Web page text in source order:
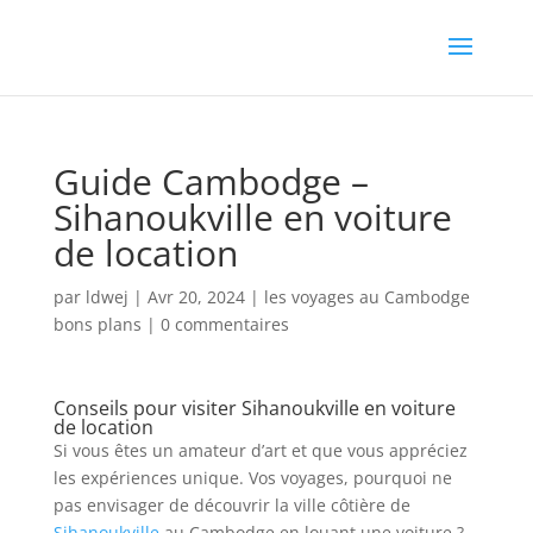
Guide Cambodge –
Sihanoukville en voiture
de location
par ldwej | Avr 20, 2024| les voyages au Cambodge
bons plans | 0 commentaires
Conseils pour visiter Sihanoukville en voiture
de location
Si vous êtes un amateur d’art et que vous appréciez
les expériences unique. Vos voyages, pourquoi ne
pas envisager de découvrir la ville côtière de